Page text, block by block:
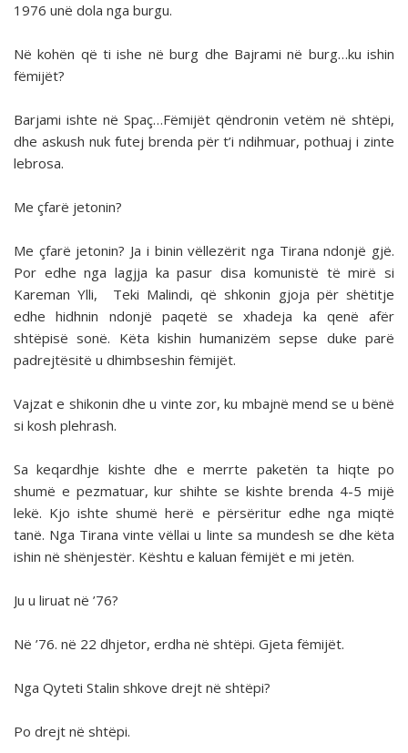
1976 unë dola nga burgu.
Në kohën që ti ishe në burg dhe Bajrami në burg…ku ishin
fëmijët?
Barjami ishte në Spaç…Fëmijët qëndronin vetëm në shtëpi,
dhe askush nuk futej brenda për t’i ndihmuar, pothuaj i zinte
lebrosa.
Me çfarë jetonin?
Me çfarë jetonin? Ja i binin vëllezërit nga Tirana ndonjë gjë.
Por edhe nga lagjja ka pasur disa komunistë të mirë si
Kareman Ylli, Teki Malindi, që shkonin gjoja për shëtitje
edhe hidhnin ndonjë paqetë se xhadeja ka qenë afër
shtëpisë sonë. Këta kishin humanizëm sepse duke parë
padrejtësitë u dhimbseshin fëmijët.
Vajzat e shikonin dhe u vinte zor, ku mbajnë mend se u bënë
si kosh plehrash.
Sa keqardhje kishte dhe e merrte paketën ta hiqte po
shumë e pezmatuar, kur shihte se kishte brenda 4-5 mijë
lekë. Kjo ishte shumë herë e përsëritur edhe nga miqtë
tanë. Nga Tirana vinte vëllai u linte sa mundesh se dhe këta
ishin në shënjestër. Kështu e kaluan fëmijët e mi jetën.
Ju u liruat në ’76?
Në ’76. në 22 dhjetor, erdha në shtëpi. Gjeta fëmijët.
Nga Qyteti Stalin shkove drejt në shtëpi?
Po drejt në shtëpi.